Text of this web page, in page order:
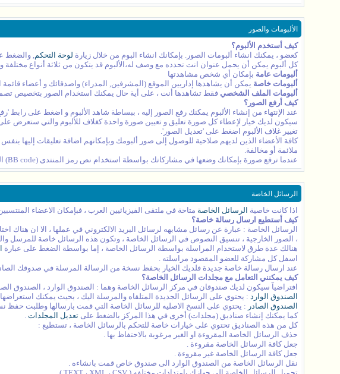
الألبومات والصور
كيف أستخدم الألبوم؟
كعضو ، يمكنك انشاء ألبومات الصور. بإمكانك انشاء البوم من خلال زيارة لوحة التحكم, والضغط
كل ألبوم يمكن أن يحمل عنوان انت تحدده مع وصف له،الألبوم قد يتكون من ثلاثة أنواع
ألبومات عامة بإمكان أي شخص مشاهدتها
ألبومات خاصة يمكن أن يشاهدها إداريين الموقع (المشرفين, المدراء) واصدقائك و أعضاء
ألبومات الملف الشخصي فقط تشاهدها أنت ، على أية حال يمكنك استخدام الصور بتخصيص
كيف أرفع الصور؟
عند الإنتهاء من إنشاء الألبوم يمكنك رفع الصور إليه ، ببساطة شاهد الألبوم و اضغط على رابط
سيكون لديك خيار لإعطاء كل صورة تعليق و تعيين صورة واحدة كغلاف للألبوم والتي ستعرض
تغيير غلاف الألبوم اضغط على 'تعديل الصور'.
كافة الأعضاء الذين لديهم صلاحية للوصول إلى صور ألبومك وبإمكانهم اضافة تعليقات إليها
ملائمة أو مخالفة.
عندما ترفع صورة بإمكانك وضعها في مشاركاتك بواسطة استخدام نص رمز المنتدى (BB code) الذي سيعرض أسفل الصورة عند مشاهدتها بحجمها الطبيعي.
الرسائل الخاصة
اذا كانت خاصية الرسائل الخاصة متاحة في ملتقى الفيزيائيين العرب ، فبإمكان الاعضاء
كيف أستطيع ارسال رسالة خاصة؟
الرسائل الخاصة : عبارة عن رسائل مشابهه لرسائل البريد الالكتروني في عملها ، الا ان
، الصور الخارجية ، تنسيق النصوص في الرسائل الخاصة ، وتكون هذه الرسائل خاصة للمرسل
هنالك عدة طرق لاستخدام المراسلة بواسطة الرسائل الخاصة ، إما بواسطة الضغط على عبارة
اسفل كل مشاركة للعضو المقصود مراسلته .
عند ارسال رسالة خاصة جديدة فلديك الخيار بحفظ نسخة من الرسالة المرسلة في صدوقك
كيف يمكنني التعامل مع مجلدات الرسائل الخاصة؟
افتراضيآ سيكون لديك صندوقان في مركز الرسائل الخاصة وهما : الصندوق الوارد ، الصندوق
الصندوق الوارد : يحتوي على الرسائل الجديدة المتلقاه والمرسلة اليك ، بحيث يمكنك
الصندوق الصادر : يحتوي على النسخ الاصليه للرسائل الخاصة التي قمت بارسالها وطلبت حفظ
كما يمكنك إنشاء صناديق (مجلدات) أخرى في هذا المركز بالضغط على تعديل المجلدات .
كل من هذه الصناديق تحتوي على خيارات خاصة للتحكم بالرسائل الخاصة ، تستطيع :
حذف الرسائل الخاصة المقروءة او الغير مرغوبة بالاحتفاظ بها .
جعل كافة الرسائل الخاصة مقروءة .
جعل كافة الرسائل الخاصة غير مقروءة .
نقل الرسائل الخاصة من الصندوق الوارد الى صندوق خاص قمت بانشاءه .